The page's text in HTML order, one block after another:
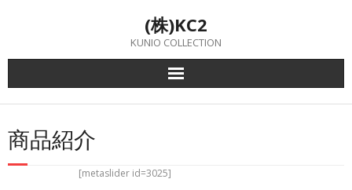
(株)KC2
KUNIO COLLECTION
商品紹介
[metaslider id=3025]